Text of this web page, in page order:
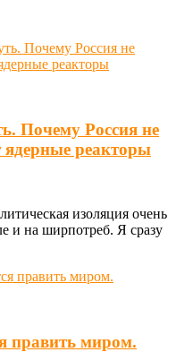
Почему Россия не
ядерные реакторы
изоляция очень
и на ширпотреб. Я сразу
править миром.